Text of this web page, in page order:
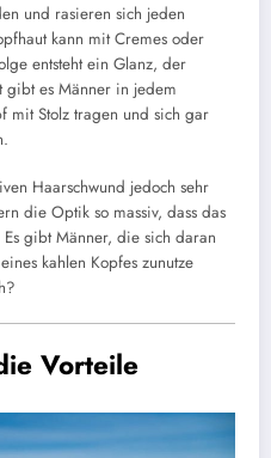
und rasieren sich jeden
kann mit Cremes oder
entsteht ein Glanz, der
gibt es Männer in jedem
mit Stolz tragen und sich gar
Haarschwund jedoch sehr
die Optik so massiv, dass das
gibt Männer, die sich daran
kahlen Kopfes zunutze
Vorteile